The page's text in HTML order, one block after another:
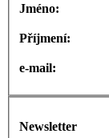
Jméno:
Příjmení:
e-mail:
Newsletter